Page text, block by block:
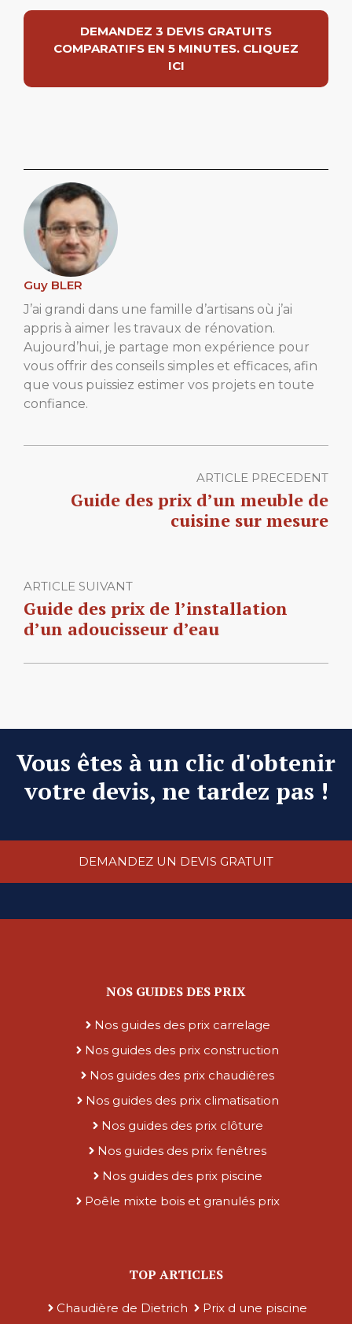
DEMANDEZ 3 DEVIS GRATUITS
COMPARATIFS EN 5 MINUTES. CLIQUEZ
ICI
Guy BLER
J’ai grandi dans une famille d’artisans où j’ai
appris à aimer les travaux de rénovation.
Aujourd’hui, je partage mon expérience pour
vous offrir des conseils simples et efficaces, afin
que vous puissiez estimer vos projets en toute
confiance.
ARTICLE PRECEDENT
Guide des prix d’un meuble de
cuisine sur mesure
ARTICLE SUIVANT
Guide des prix de l’installation
d’un adoucisseur d’eau
Vous êtes à un clic d'obtenir
votre devis, ne tardez pas !
DEMANDEZ UN DEVIS GRATUIT
NOS GUIDES DES PRIX
Nos guides des prix carrelage
Nos guides des prix construction
Nos guides des prix chaudières
Nos guides des prix climatisation
Nos guides des prix clôture
Nos guides des prix fenêtres
Nos guides des prix piscine
Poêle mixte bois et granulés prix
TOP ARTICLES
Chaudière de Dietrich
Prix d une piscine